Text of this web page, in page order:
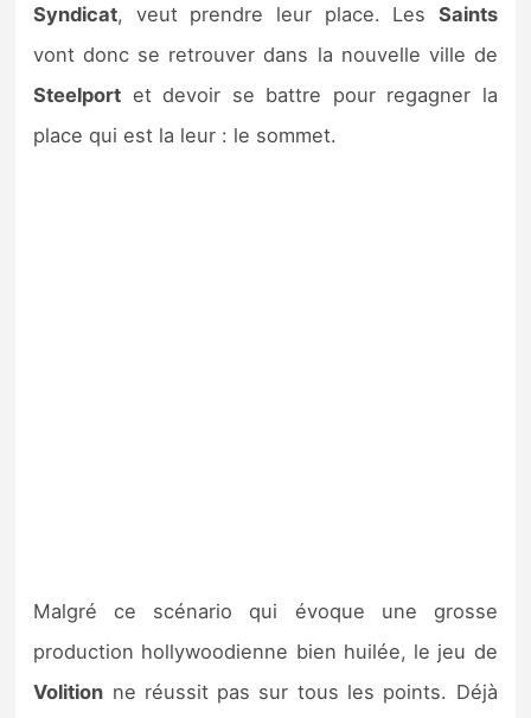
Syndicat, veut prendre leur place. Les Saints
vont donc se retrouver dans la nouvelle ville de
Steelport et devoir se battre pour regagner la
place qui est la leur : le sommet.
Malgré ce scénario qui évoque une grosse
production hollywoodienne bien huilée, le jeu de
Volition ne réussit pas sur tous les points. Déjà